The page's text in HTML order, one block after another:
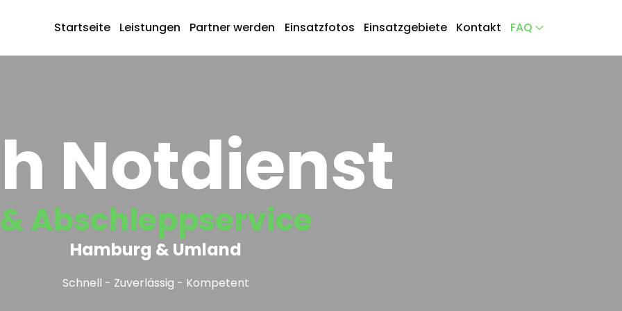
Startseite Leistungen Partner werden Einsatzfotos Einsatzgebiete Kontakt FAQ
Notdienst
Abschleppservice
Hamburg & Umland
Schnell - Zuverlässig - Kompetent